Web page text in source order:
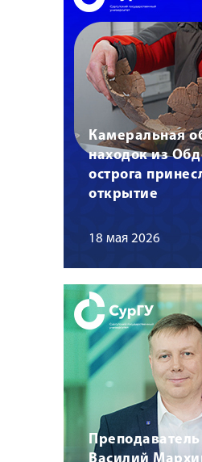
Камеральная
находок из
острога
открытие
18 мая 2026